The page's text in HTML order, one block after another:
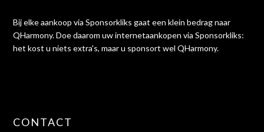
Bij elke aankoop via Sponsorkliks gaat een klein bedrag naar
QHarmony. Doe daarom uw internetaankopen via Sponsorkliks:
het kost u niets extra's, maar u sponsort wel QHarmony.
CONTACT